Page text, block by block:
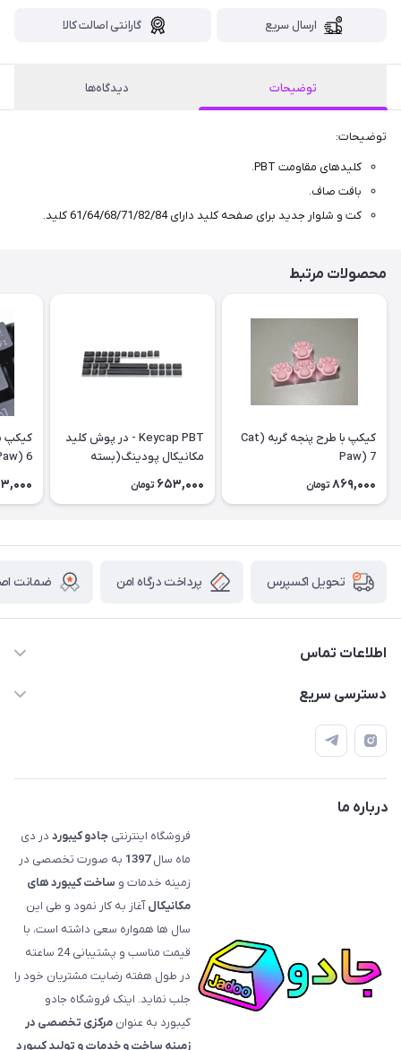
ارسال سریع گارانتی اصالت کالا
توضیحات دیدگاه‌ها
توضیحات:
کلیدهای مقاومت PBT.
بافت صاف.
کت و شلوار جدید برای صفحه کلید دارای 61/64/68/71/82/84 کلید.
محصولات مرتبط
کیکپ با طرح پنجه گربه (Cat
Paw) 7
869,000 تومان
Keycap PBT - در پوش کلید
مکانیکال پودینگ(بسته
الحاقی) Extra Pudding
653,000 تومان
6
تحویل اکسپرس پرداخت درگاه امن ضمانت
اطلاعات تماس
09120992668
info@jadookb.com
حضوری، با هماهنگی)
دسترسی سریع
حساب کاربری
اصطلاحات و مفاهیم مرتبط به کیبوردهای مکانیکال
درباره ما
فروشگاه اینترنتی جادو کیبورد در دی
ماه سال1397 به صورت تخصصی در
زمینه خدمات و ساخت کیبورد های
مکانیکالآغاز به کار نمود و طی این
سال ها همواره سعی داشته است، با
قیمت‌ مناسب و پشتیبانی 24 ساعته
در طول هفته رضایت مشتریان خود را
جلب نماید. اینک فروشگاه جادو
کیبورد به عنوان مرکزی تخصصی در
زمینه ساخت و خدمات و تولید کیبورد